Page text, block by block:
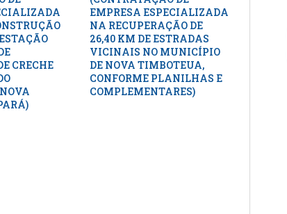
CRECHE
EMPRESA ESPECIALIZADA
NA RECUPERAÇÃO DE
26,40 KM DE ESTRADAS
VICINAIS NO MUNICÍPIO
DE NOVA TIMBOTEUA,
CONFORME PLANILHAS E
COMPLEMENTARES)